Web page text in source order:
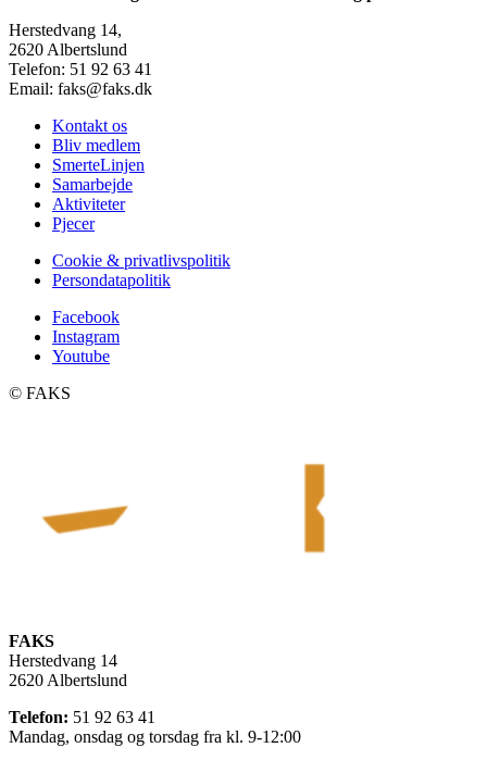
Herstedvang 14,
2620 Albertslund
Telefon: 51 92 63 41
Email: faks@faks.dk
Kontakt os
Bliv medlem
SmerteLinjen
Samarbejde
Aktiviteter
Pjecer
Cookie & privatlivspolitik
Persondatapolitik
Facebook
Instagram
Youtube
©️ FAKS
FAKS
Herstedvang 14
2620 Albertslund
Telefon: 51 92 63 41
Mandag, onsdag og torsdag fra kl. 9-12:00